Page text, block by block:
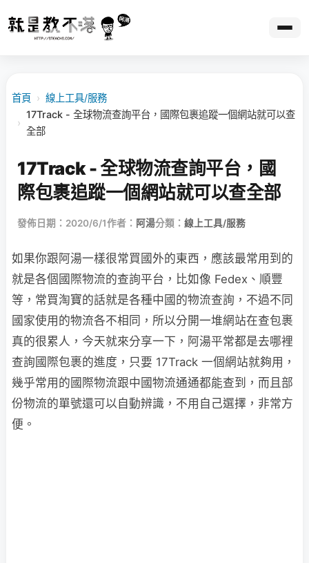
首頁 › 線上工具/服務
›
17Track - 全球物流查詢平台，國際包裹追蹤一個網站就可以查
全部
17Track - 全球物流查詢平台，國
際包裹追蹤一個網站就可以查全部
發佈日期：2020/6/1作者： 阿湯分類： 線上工具/服務
如果你跟阿湯一樣很常買國外的東西，應該最常用到的
就是各個國際物流的查詢平台，比如像 Fedex、順豐
等，常買淘寶的話就是各種中國的物流查詢，不過不同
國家使用的物流各不相同，所以分開一堆網站在查包裹
真的很累人，今天就來分享一下，阿湯平常都是去哪裡
查詢國際包裹的進度，只要 17Track 一個網站就夠用，
幾乎常用的國際物流跟中國物流通通都能查到，而且部
份物流的單號還可以自動辨識，不用自己選擇，非常方
便。